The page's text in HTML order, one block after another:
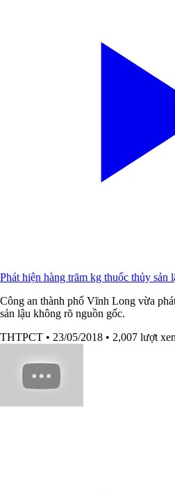
Phát hiện hàng trăm kg thuốc thủy sản
Công an thành phố Vĩnh Long vừa
sản lậu không rõ nguồn gốc.
THTPCT • 23/05/2018 • 2,007 lượt